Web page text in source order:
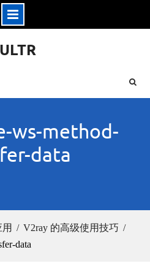
ws-method-
data
V2ray 的高级使用技巧
data